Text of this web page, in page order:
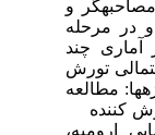
و
در مرحله
آماری چند
تورش
مطالعه
کننده
ارومیه،